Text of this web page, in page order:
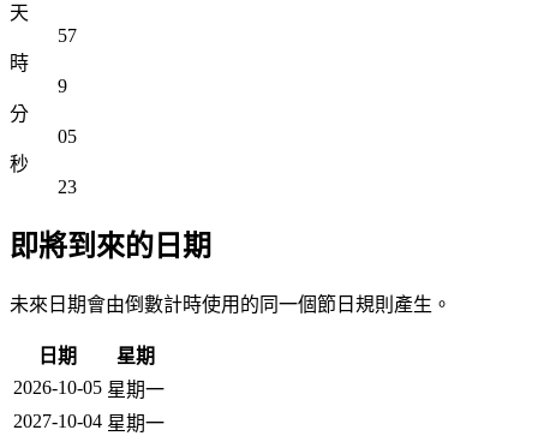
天
57
時
9
分
05
秒
23
即將到來的日期
未來日期會由倒數計時使用的同一個節日規則產生。
日期
星期
2026-10-05 星期一
2027-10-04 星期一